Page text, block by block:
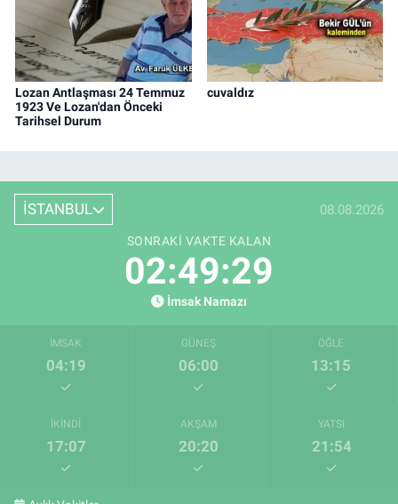
Lozan Antlaşması 24 Temmuz
1923 Ve Lozan'dan Önceki
Tarihsel Durum
cuvaldız
İSTANBUL 08.08.2026
SONRAKI VAKTE KALAN
02:49:28
İmsak Namazı
İMSAK
04:19
GÜNEŞ
06:00
ÖĞLE
13:15
İKINDI
17:07
AKŞAM
20:20
YATSI
21:54